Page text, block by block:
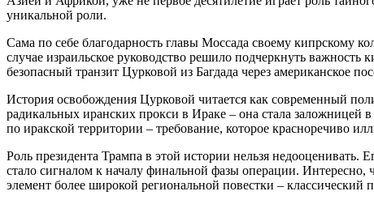
уникальной роли.
Сама по себе благодарность главы Моссада своему кипрскому
случае израильское руководство решило подчеркнуть
безопасный транзит Цурковой из Багдада через американское
История освобождения Цурковой читается как современный
радикальных иранских прокси в Ираке – она стала
по иракской территории – требование, которое красноречиво
Роль президента Трампа в этой истории нельзя недооценивать.
стало сигналом к началу финальной фазы операции.
элемент более широкой региональной повестки –